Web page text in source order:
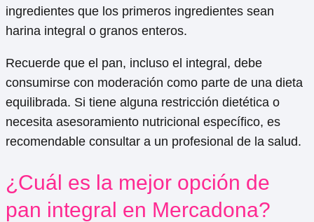
ingredientes que los primeros ingredientes sean
harina integral o granos enteros.
Recuerde que el pan, incluso el integral, debe
consumirse con moderación como parte de una dieta
equilibrada. Si tiene alguna restricción dietética o
necesita asesoramiento nutricional específico, es
recomendable consultar a un profesional de la salud.
¿Cuál es la mejor opción de
pan integral en Mercadona?